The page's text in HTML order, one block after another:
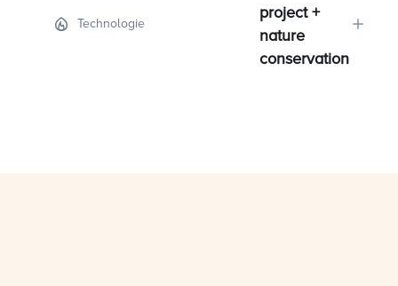
Technologie
project +
nature
conservation